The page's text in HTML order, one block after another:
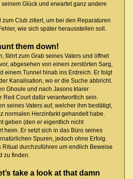
Glück und erwartet ganz andere
zum Club zitiert, um bei den Reparaturen
wie sich später herausstellen soll.
them down!
fährt zum Grab seines Vaters und öffnet
abgesehen von einem zerstörten Sarg,
einem Tunnel hinab ins Erdreich. Er folgt
Kanalisation, wo er die Suche abbricht.
Ghoule und nach Jasons klarer
Red Court dafür verantwortlich sein.
seines Vaters auf, welcher ihm bestätigt,
normalen Herzinfarkt gehandelt habe.
geben (den er eigentlich nicht
heim. Er setzt sich in das Büro seines
Spuren, jedoch ohne Erfolg.
Ritual durchzuführen um endlich Beweise
zu finden.
take a look at that damn